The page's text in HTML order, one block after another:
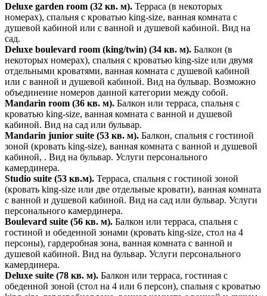
Deluxe garden room (32 кв. м). Терраса (в некоторых
номерах), спальня с кроватью king-size, ванная комната с
душевой кабиной или с ванной и душевой кабиной. Вид на
сад.
Deluxe boulevard room (king/twin) (34 кв. м). Балкон (в
некоторых номерах), спальня с кроватью king-size или двумя
отдельными кроватями, ванная комната с душевой кабиной
или с ванной и душевой кабиной. Вид на бульвар. Возможно
объединение номеров данной категории между собой.
Mandarin room (36 кв. м). Балкон или терраса, спальня с
кроватью king-size, ванная комната с ванной и душевой
кабиной. Вид на сад или бульвар.
Mandarin junior suite (53 кв. м). Балкон, спальня с гостиной
зоной (кровать king-size), ванная комната с ванной и душевой
кабиной, . Вид на бульвар. Услуги персонального
камердинера.
Studio suite (53 кв.м). Терраса, спальня с гостиной зоной
(кровать king-size или две отдельные кровати), ванная комната
с ванной и душевой кабиной. Вид на сад или бульвар. Услуги
персонального камердинера.
Boulevard suite (56 кв. м). Балкон или терраса, спальня с
гостиной и обеденной зонами (кровать king-size, стол на 4
персоны), гардеробная зона, ванная комната с ванной и
душевой кабиной. Вид на бульвар. Услуги персонального
камердинера.
Deluxe suite (78 кв. м). Балкон или терраса, гостиная с
обеденной зоной (стол на 4 или 6 персон), спальня с кроватью